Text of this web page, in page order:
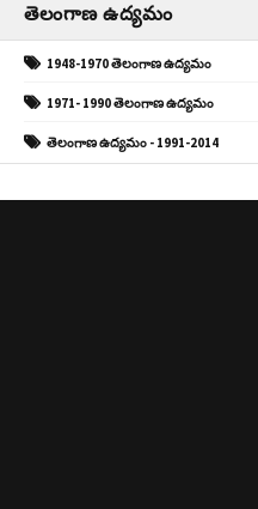
తెలంగాణ ఉద్యమం
1948-1970 తెలంగాణ ఉద్యమం
1971- 1990 తెలంగాణ ఉద్యమం
తెలంగాణ ఉద్యమం - 1991-2014